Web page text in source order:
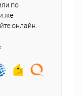
по
же
онлайн.